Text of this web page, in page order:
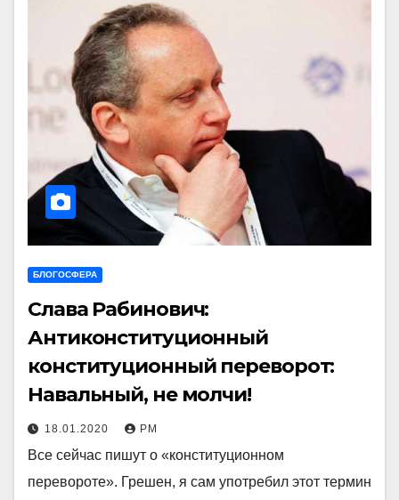
БЛОГОСФЕРА
Слава Рабинович:
Антиконституционный
конституционный переворот:
Навальный, не молчи!
18.01.2020 РМ
Все сейчас пишут о «конституционном
перевороте». Грешен, я сам употребил этот термин